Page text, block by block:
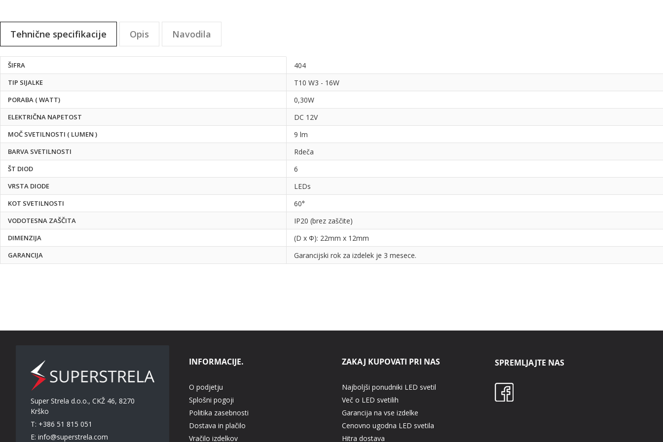
galerije
Tehnične specifikacije
Tehnične
specifikacije
ŠIFRA 404
TIP SIJALKE T10 W3 - 16W
PORABA ( WATT) 0,30W
ELEKTRIČNA NAPETOST DC 12V
MOČ SVETILNOSTI ( LUMEN ) 9 lm
BARVA SVETILNOSTI Rdeča
ŠT DIOD 6
VRSTA DIODE LEDs
KOT SVETILNOSTI 60°
VODOTESNA ZAŠČITA IP20 (brez zaščite)
DIMENZIJA (D x Φ): 22mm x 12mm
GARANCIJA Garancijski rok za izdelek je 3 mesece.
Opis Navodila
Super Strela d.o.o., CKŽ 46, 8270
Krško
T: +386 51 815 051
E: info@superstrela.com
INFORMACIJE.
O podjetju
Splošni pogoji
Politika zasebnosti
Dostava in plačilo
Vračilo izdelkov
ZAKAJ KUPOVATI PRI NAS
Najboljši ponudniki LED svetil
Več o LED svetilih
Garancija na vse izdelke
Cenovno ugodna LED svetila
Hitra dostava
SPREMLJAJTE NAS